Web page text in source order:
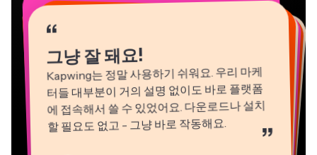
“
그냥 잘 돼요!
Kapwing는 정말 사용하기 쉬워요. 우리 마케
터들 대부분이 거의 설명 없이도 바로 플랫폼
에 접속해서 쓸 수 있었어요. 다운로드나 설치
할 필요도 없고 - 그냥 바로 작동해요. ”
“
“
“
“
“
“